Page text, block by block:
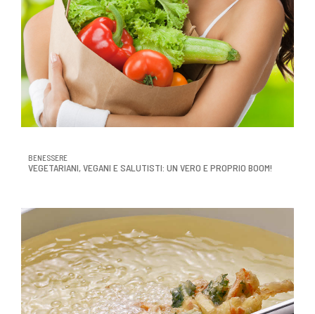
BENESSERE
VEGETARIANI, VEGANI E SALUTISTI: UN VERO E PROPRIO BOOM!